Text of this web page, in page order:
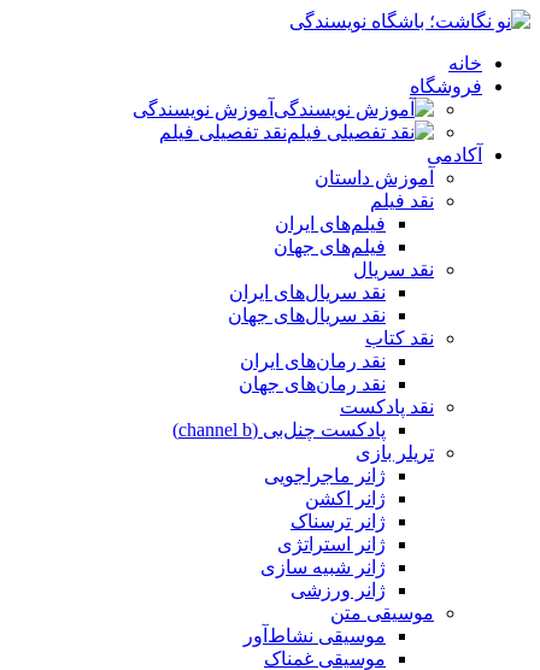
خانه
فروشگاه
آموزش نویسندگی
نقد تفصیلی فیلم
آکادمی
آموزش داستان
نقد فیلم
فیلم‌های ایران
فیلم‌های جهان
نقد سریال
نقد سریال‌های ایران
نقد سریال‌های جهان
نقد کتاب
نقد رمان‌های ایران
نقد رمان‌های جهان
نقد پادکست
پادکست چنل‌بی (channel b)
تریلر بازی
ژانر ماجراجویی
ژانر اکشن
ژانر ترسناک
ژانر استراتژی
ژانر شبیه سازی
ژانر ورزشی
موسیقی متن
موسیقی نشاط‌آور
موسیقی غمناک